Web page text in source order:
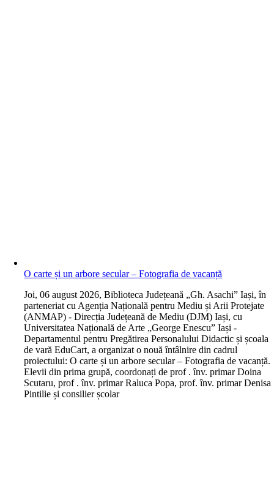
O carte și un arbore secular – Fotografia de vacanță
Joi, 06 august 2026, Biblioteca Județeană „Gh. Asachi” Iași, în
parteneriat cu Agenția Națională pentru Mediu și Arii Protejate
(ANMAP) - Direcția Județeană de Mediu (DJM) Iași, cu
Universitatea Națională de Arte „George Enescu” Iași -
Departamentul pentru Pregătirea Personalului Didactic și școala
de vară EduCart, a organizat o nouă întâlnire din cadrul
proiectului: O carte și un arbore secular – Fotografia de vacanță.
Elevii din prima grupă, coordonați de prof . înv. primar Doina
Scutaru, prof . înv. primar Raluca Popa, prof. înv. primar Denisa
Pintilie și consilier școlar